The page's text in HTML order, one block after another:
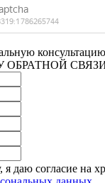
консультацию
даю согласие на